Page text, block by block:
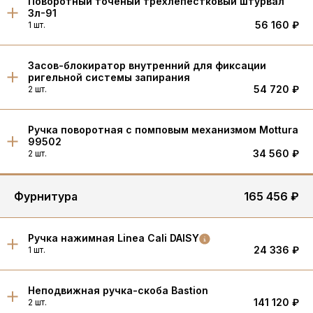
3л-91
1 шт. 56 160 ₽
Засов-блокиратор внутренний для фиксации
ригельной системы запирания
2 шт. 54 720 ₽
Ручка поворотная с помповым механизмом Mottura
99502
2 шт. 34 560 ₽
Фурнитура 165 456 ₽
Ручка нажимная Linea Cali DAISY
1 шт. 24 336 ₽
Неподвижная ручка-скоба Bastion
2 шт. 141 120 ₽